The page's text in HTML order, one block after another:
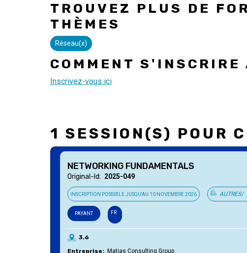
TROUVEZ PLUS DE
THÈMES
Réseau(x)
COMMENT
Inscrivez-vous ici
1 SESSION(S) POUR
NETWORKING FUNDAMENTALS
Original-Id 2025-049
INSCRIPTION POSSIBLE JUSQU'AU 10 NOVEMBRE 2026 AUTRES
PAYANT FR
3.6
Entreprise
Matias Consulting Group